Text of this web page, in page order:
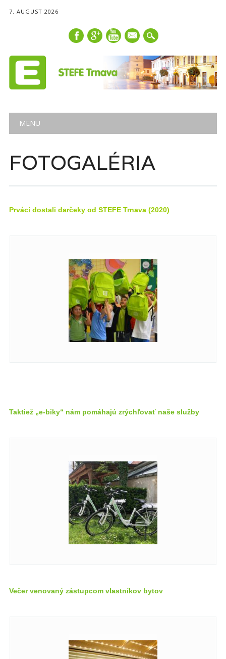
7. AUGUST 2026
mail
Main menu
MENU
FOTOGALÉRIA
Prváci dostali darčeky od STEFE Trnava (2020)
Taktiež „e-biky“ nám pomáhajú zrýchľovať naše služby
Večer venovaný zástupcom vlastníkov bytov